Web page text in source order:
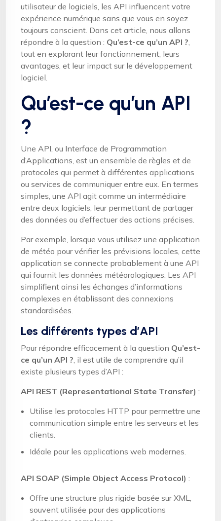
utilisateur de logiciels, les API influencent votre
expérience numérique sans que vous en soyez
toujours conscient. Dans cet article, nous allons
répondre à la question : Qu’est-ce qu’un API ?
tout en explorant leur fonctionnement, leurs
avantages, et leur impact sur le développement
logiciel.
Qu’est-ce qu’un API
?
Une API, ou Interface de Programmation
d’Applications, est un ensemble de règles et de
protocoles qui permet à différentes applications
ou services de communiquer entre eux. En termes
simples, une API agit comme un intermédiaire
entre deux logiciels, leur permettant de partager
des données ou d’effectuer des actions précises.
Par exemple, lorsque vous utilisez une application
de météo pour vérifier les prévisions locales, cette
application se connecte probablement à une API
qui fournit les données météorologiques. Les API
simplifient ainsi les échanges d’informations
complexes en établissant des connexions
standardisées.
Les différents types d’API
Pour répondre efficacement à la question Qu’est-
ce qu’un API ? , il est utile de comprendre qu’il
existe plusieurs types d’API :
API REST (Representational State Transfer) :
Utilise les protocoles HTTP pour permettre une
communication simple entre les serveurs et les
clients.
Idéale pour les applications web modernes.
API SOAP (Simple Object Access Protocol) :
Offre une structure plus rigide basée sur XML,
souvent utilisée pour des applications